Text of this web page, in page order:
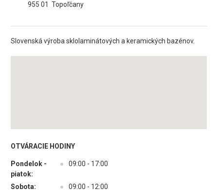
955 01 Topoľčany
Slovenská výroba sklolaminátových a keramických bazénov.
OTVÁRACIE HODINY
Pondelok -
piatok:
● 09:00 - 17:00
Sobota: ●
09:00 - 12:00